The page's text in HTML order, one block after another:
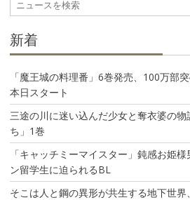
ョ
新着
「魔王城の料理番」6巻発売、100万部
本日スタート
三途の川に迷い込んだ少女と奪衣婆の
ち」1巻
「キャッチミーマイスター」鈍感お姫
ン留学生に迫られるBL
そこは人と鋼の異形が共生する地下世